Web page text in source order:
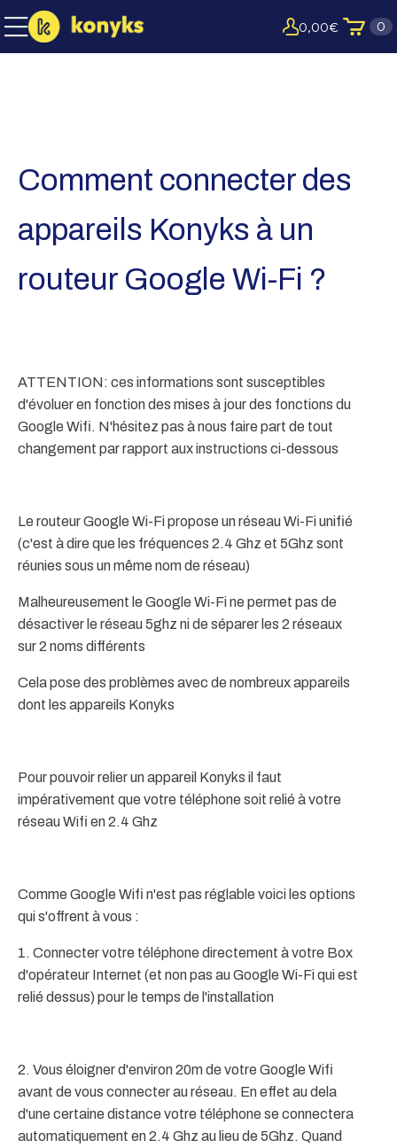
0,00€ 0
Comment connecter des
appareils Konyks à un
routeur Google Wi-Fi ?
ATTENTION: ces informations sont susceptibles
d'évoluer en fonction des mises à jour des fonctions du
Google Wifi. N'hésitez pas à nous faire part de tout
changement par rapport aux instructions ci-dessous
Le routeur Google Wi-Fi propose un réseau Wi-Fi unifié
(c'est à dire que les fréquences 2.4 Ghz et 5Ghz sont
réunies sous un même nom de réseau)
Malheureusement le Google Wi-Fi ne permet pas de
désactiver le réseau 5ghz ni de séparer les 2 réseaux
sur 2 noms différents
Cela pose des problèmes avec de nombreux appareils
dont les appareils Konyks
Pour pouvoir relier un appareil Konyks il faut
impérativement que votre téléphone soit relié à votre
réseau Wifi en 2.4 Ghz
Comme Google Wifi n'est pas réglable voici les options
qui s'offrent à vous :
1. Connecter votre téléphone directement à votre Box
d'opérateur Internet (et non pas au Google Wi-Fi qui est
relié dessus) pour le temps de l'installation
2. Vous éloigner d'environ 20m de votre Google Wifi
avant de vous connecter au réseau. En effet au dela
d'une certaine distance votre téléphone se connectera
automatiquement en 2.4 Ghz au lieu de 5Ghz. Quand